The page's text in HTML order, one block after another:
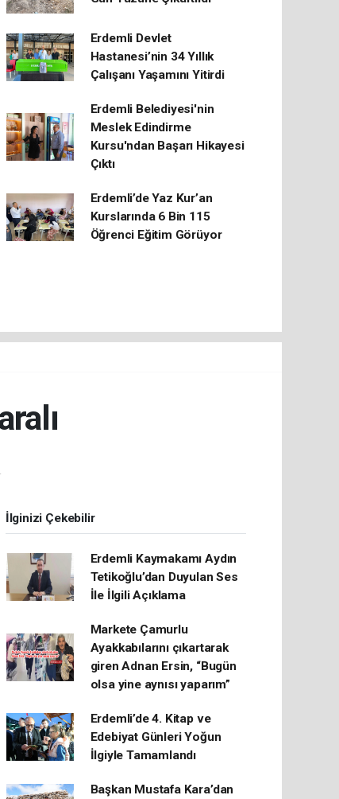
Erdemli Devlet
Hastanesi’nin 34 Yıllık
Çalışanı Yaşamını Yitirdi
Erdemli Belediyesi'nin
Meslek Edindirme
Kursu'ndan Başarı Hikayesi
Çıktı
Erdemli’de Yaz Kur’an
Kurslarında 6 Bin 115
Öğrenci Eğitim Görüyor
İlginizi Çekebilir
Erdemli Kaymakamı Aydın
Tetikoğlu’dan Duyulan Ses
İle İlgili Açıklama
Markete Çamurlu
Ayakkabılarını çıkartarak
giren Adnan Ersin, “Bugün
olsa yine aynısı yaparım”
Erdemli’de 4. Kitap ve
Edebiyat Günleri Yoğun
İlgiyle Tamamlandı
Başkan Mustafa Kara’dan